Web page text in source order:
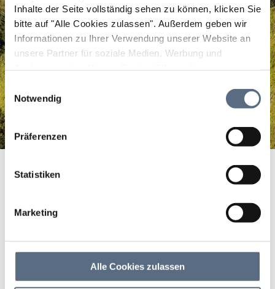
Inhalte der Seite vollständig sehen zu können, klicken Sie
bitte auf "Alle Cookies zulassen". Außerdem geben wir
Informationen zu Ihrer Verwendung unserer Website an
unsere Partner für soziale Medien, Werbung und
zusammen, die Sie ihnen bereitgestellt haben oder die
sie im Rahmen Ihrer Nutzung der Dienste gesammelt
Einwilligungsauswahl
Notwendig
Präferenzen
Statistiken
Marketing
Alle Cookies zulassen